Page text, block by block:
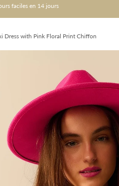
faciles en 14 jours
Dress with Pink Floral Print Chiffon